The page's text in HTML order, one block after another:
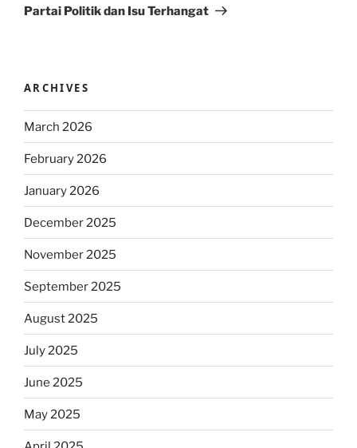
Partai Politik dan Isu Terhangat
ARCHIVES
March 2026
February 2026
January 2026
December 2025
November 2025
September 2025
August 2025
July 2025
June 2025
May 2025